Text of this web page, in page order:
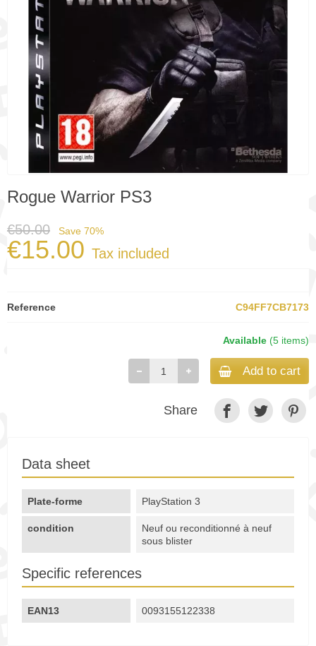
Rogue Warrior PS3
€50.00 Save 70%
€15.00 Tax included
Reference C94FF7CB7173
Available (5 items)
Add to cart
Share
Data sheet
Plate-forme PlayStation 3
condition
Neuf ou reconditionné à neuf
sous blister
Specific references
EAN13 0093155122338